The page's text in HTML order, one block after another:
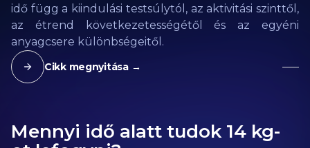
idő függ a kiindulási testsúlytól, az aktivitási szinttől,
az étrend következetességétől és az egyéni
anyagcsere különbségeitől.
Cikk megnyitása →
Mennyi idő alatt tudok 14 kg-